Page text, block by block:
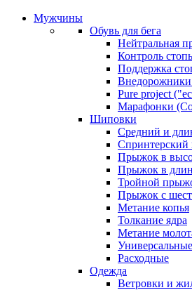
Мужчины
Обувь для бега
Нейтральная
Контроль
Поддержка
Pure project
Марафонки
Шиповки
Средний и
Cпринтерский
Прыжок в
Прыжок в
Тройной
Прыжок с
Метание копья
Толкание ядра
Метание
Расходные
Одежда
Ветровки и